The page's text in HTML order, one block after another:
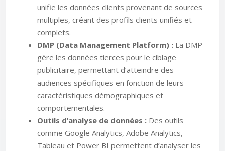
unifie les données clients provenant de sources
multiples, créant des profils clients unifiés et
complets.
DMP (Data Management Platform) : La DMP
gère les données tierces pour le ciblage
publicitaire, permettant d’atteindre des
audiences spécifiques en fonction de leurs
caractéristiques démographiques et
comportementales.
Outils d’analyse de données : Des outils
comme Google Analytics, Adobe Analytics,
Tableau et Power BI permettent d’analyser les